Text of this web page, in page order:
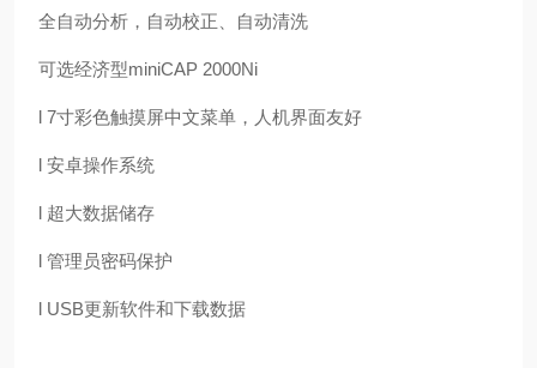
全自动分析，自动校正、自动清洗
可选经济型miniCAP 2000Ni
l 7寸彩色触摸屏中文菜单，人机界面友好
l 安卓操作系统
l 超大数据储存
l 管理员密码保护
l USB更新软件和下载数据